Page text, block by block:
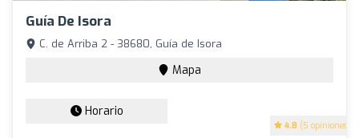
Guía De Isora
4.8 (5 opiniones)
C. de Arriba 2 - 38680, Guía de Isora
Mapa
Horario